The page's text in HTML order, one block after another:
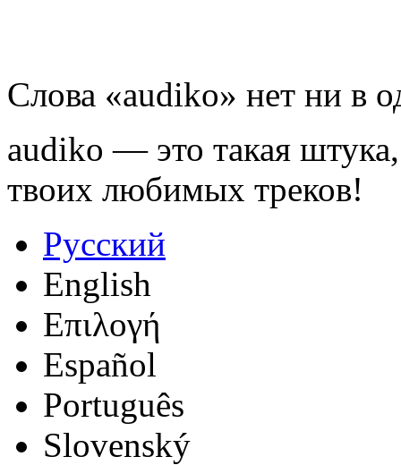
Слова «audiko» нет ни в
audiko — это такая
твоих любимых треков!
Русский
English
Επιλογή
Español
Português
Slovenský